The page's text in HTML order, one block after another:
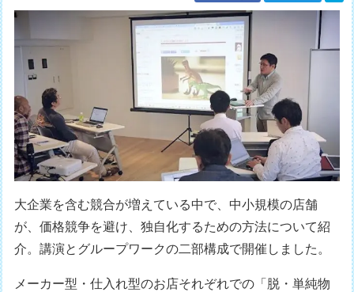
大企業を含む競合が増えている中で、中小規模の店舗
が、価格競争を避け、独自化するための方法について紹
介。講演とグループワークの二部構成で開催しました。
メーカー型・仕入れ型のお店それぞれでの「脱・単純物